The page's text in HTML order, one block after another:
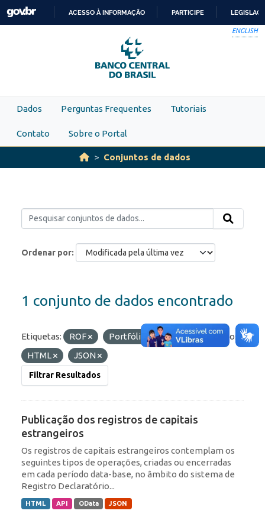
Skip to main content
PARA
O
CONTEÚDO
ACESSO À INFORMAÇÃO PARTICIPE
ENGLISH
Dados Perguntas Frequentes Tutoriais
Contato Sobre o Portal
Conjuntos de dados
Ordenar por
1 conjunto de dados encontrado
Etiquetas: ROF Portfólio IED
Formatos:
HTML
JSON
Filtrar Resultados
Publicação dos registros de capitais
estrangeiros
Os registros de capitais estrangeiros contemplam os
seguintes tipos de operações, criadas ou encerradas
em cada período data-base, no âmbito do sistema de
Registro Declaratório...
HTML API OData JSON